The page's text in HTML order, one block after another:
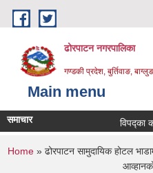
Skip to main content
ढोरपाटन नगरपालिका
गण्डकी प्रदेश, बुर्तिवाङ,
Main menu
समाचार विपद्का
You are here
Home » ढोरपाटन सामुदायिक होटल